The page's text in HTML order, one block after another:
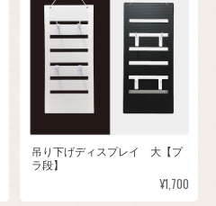
吊り下げディスプレイ 大【プ
ラ段】
¥1,700